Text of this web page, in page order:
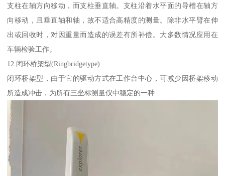
支柱在轴方向移动，而支柱垂直轴。支柱沿着水平面的导槽在轴方
向移动，且垂直轴和轴，故不适合高精度的测量。除非水平臂在伸
出或回收时，对因重量而造成的误差有所补偿。大多数情况应用在
车辆检验工作。
12.闭环桥架型(Ringbridgetype)
闭环桥架型，由于它的驱动方式在工作台中心，可减少因桥架移动
所造成冲击，为所有三坐标测量仪中稳定的一种